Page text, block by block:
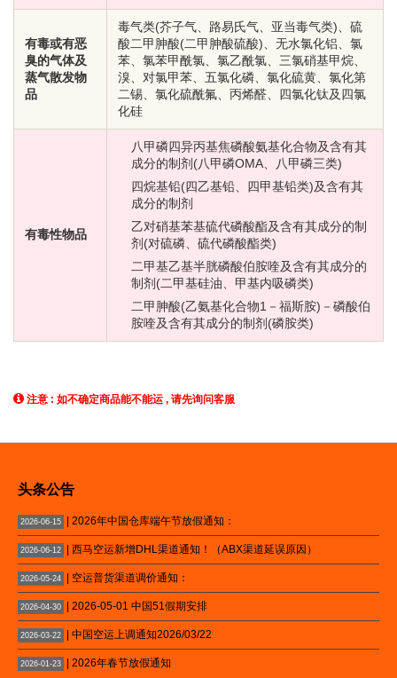
有毒或有恶
臭的气体及
蒸气散发物
品
毒气类(芥子气、路易氏气、亚当毒气类)、硫
酸二甲胂酸(二甲胂酸硫酸)、无水氯化铝、氯
苯、氯苯甲酰氯、氯乙酰氯、三氯硝基甲烷、
溴、对氯甲苯、五氯化磷、氯化硫黄、氯化第
二锡、氯化硫酰氟、丙烯醛、四氯化钛及四氯
化硅
有毒性物品
八甲磷四异丙基焦磷酸氨基化合物及含有其
成分的制剂(八甲磷OMA、八甲磷三类)
四烷基铅(四乙基铅、四甲基铅类)及含有其
成分的制剂
乙对硝基苯基硫代磷酸酯及含有其成分的制
剂(对硫磷、硫代磷酸酯类)
二甲基乙基半胱磷酸伯胺喹及含有其成分的
制剂(二甲基硅油、甲基内吸磷类)
二甲胂酸(乙氨基化合物1－福斯胺)－磷酸伯
胺喹及含有其成分的制剂(磷胺类)
注意 : 如不确定商品能不能运 , 请先询问客服
头条公告
2026-06-15 | 2026年中国仓库端午节放假通知：
2026-06-12 | 西马空运新增DHL渠道通知！（ABX渠道延误原因）
2026-05-24 | 空运普货渠道调价通知：
2026-04-30 | 2026-05-01 中国51假期安排
2026-03-22 | 中国空运上调通知2026/03/22
2026-01-23 | 2026年春节放假通知